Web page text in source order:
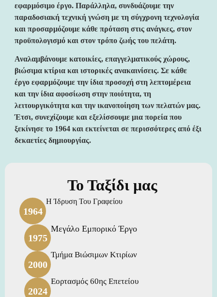
εφαρμόσιμο έργο. Παράλληλα, συνδυάζουμε την
παραδοσιακή τεχνική γνώση με τη σύγχρονη τεχνολογία
και προσαρμόζουμε κάθε πρόταση στις ανάγκες, στον
προϋπολογισμό και στον τρόπο ζωής του πελάτη.
Αναλαμβάνουμε κατοικίες, επαγγελματικούς χώρους,
βιώσιμα κτίρια και ιστορικές ανακαινίσεις. Σε κάθε
έργο εφαρμόζουμε την ίδια προσοχή στη λεπτομέρεια
και την ίδια αφοσίωση στην ποιότητα, τη
λειτουργικότητα και την ικανοποίηση των πελατών μας.
Έτσι, συνεχίζουμε και εξελίσσουμε μια πορεία που
ξεκίνησε το 1964 και εκτείνεται σε περισσότερες από έξι
δεκαετίες δημιουργίας.
Το Ταξίδι μας
1964
Η Ίδρυση Του Γραφείου
1975
Μεγάλο Εμπορικό Έργο
2000
Τμήμα Βιώσιμων Κτιρίων
2024
Εορτασμός 60ης Επετείου